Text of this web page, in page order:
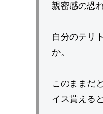
親密感の恐
自分のテリ
か。
このままだ
イス貰える